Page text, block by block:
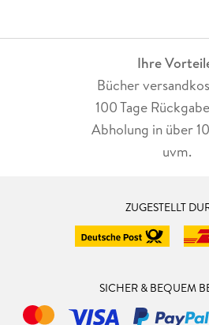
Ihre
Bücher
100 Tage
Abholung in über
uvm.
ZUGESTELLT
SICHER & BEQUEM